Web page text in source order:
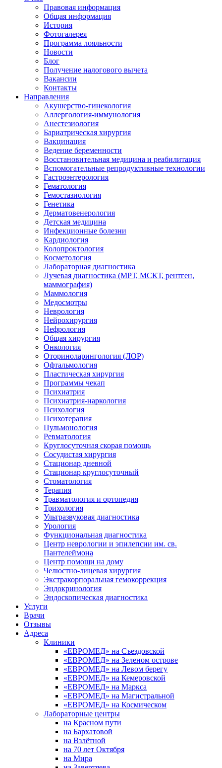
Правовая информация
Общая информация
История
Фотогалерея
Программа лояльности
Новости
Блог
Получение налогового вычета
Вакансии
Контакты
Направления
Акушерство-гинекология
Аллергология-иммунология
Анестезиология
Бариатрическая хирургия
Вакцинация
Ведение беременности
Восстановительная медицина и реабилитация
Вспомогательные репродуктивные технологии
Гастроэнтерология
Гематология
Гемостазиология
Генетика
Дерматовенерология
Детская медицина
Инфекционные болезни
Кардиология
Колопроктология
Косметология
Лабораторная диагностика
Лучевая диагностика (МРТ, МСКТ, рентген,
маммография)
Маммология
Медосмотры
Неврология
Нейрохирургия
Нефрология
Общая хирургия
Онкология
Оториноларингология (ЛОР)
Офтальмология
Пластическая хирургия
Программы чекап
Психиатрия
Психиатрия-наркология
Психология
Психотерапия
Пульмонология
Ревматология
Круглосуточная скорая помощь
Сосудистая хирургия
Стационар дневной
Стационар круглосуточный
Стоматология
Терапия
Травматология и ортопедия
Трихология
Ультразвуковая диагностика
Урология
Функциональная диагностика
Центр неврологии и эпилепсии им. св.
Пантелеймона
Центр помощи на дому
Челюстно-лицевая хирургия
Экстракорпоральная гемокоррекция
Эндокринология
Эндоскопическая диагностика
Услуги
Врачи
Отзывы
Адреса
Клиники
«ЕВРОМЕД» на Съездовской
«ЕВРОМЕД» на Зеленом острове
«ЕВРОМЕД» на Левом берегу
«ЕВРОМЕД» на Кемеровской
«ЕВРОМЕД» на Маркса
«ЕВРОМЕД» на Магистральной
«ЕВРОМЕД» на Космическом
Лабораторные центры
на Красном пути
на Бархатовой
на Взлётной
на 70 лет Октября
на Мира